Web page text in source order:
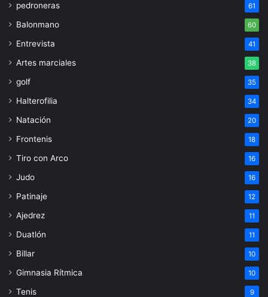
pedroneras 61
Balonmano 60
Entrevista 41
Artes marciales 38
golf 35
Halterofilia 34
Natación 20
Frontenis 18
Tiro con Arco 16
Judo 16
Patinaje 12
Ajedrez 11
Duatlón 11
Billar 10
Gimnasia Rítmica 10
Tenis 9